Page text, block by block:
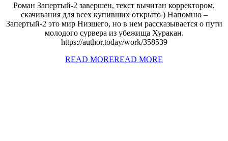
Роман Запертый-2 завершен, текст вычитан корректором,
скачивания для всех купивших открыто ) Напомню –
Запертый-2 это мир Низшего, но в нем рассказывается о пути
молодого сурвера из убежища Хуракан.
https://author.today/work/358539
READ MOREREAD MORE